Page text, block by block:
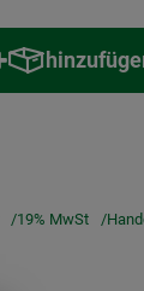
Produkt
19% MwSt